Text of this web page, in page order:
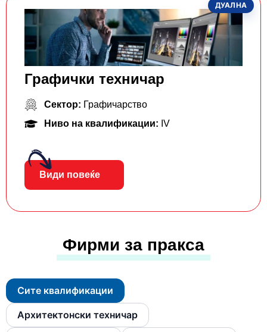
ДУАЛНА
Графички техничар
Сектор: Графичарство
Ниво на квалификации: IV
Види повеќе
Фирми за пракса
Сите квалификации
Архитектонски техничар